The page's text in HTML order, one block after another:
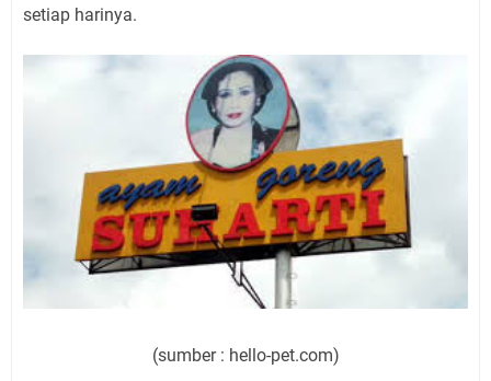
setiap harinya.
(sumber : hello-pet.com)